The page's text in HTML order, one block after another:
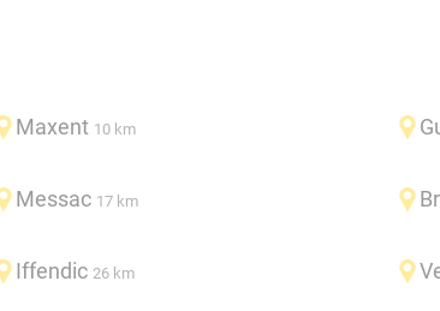
Maxent 10 km
Messac 17 km
Iffendic 26 km